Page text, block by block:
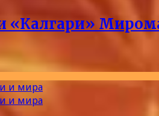
и «Калгари»